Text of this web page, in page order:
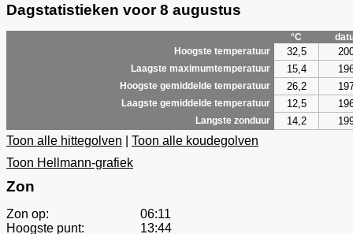
Dagstatistieken voor 8 augustus
°C
Hoogste temperatuur
32,5
Laagste maximumtemperatuur 15,4
Hoogste gemiddelde temperatuur 26,2
Laagste gemiddelde temperatuur 12,5
Langste zonduur 14,2
Toon alle hittegolven
Toon alle koudegolven
Toon Hellmann-grafiek
Zon
Zon op:
06:11
Hoogste punt:
13:44